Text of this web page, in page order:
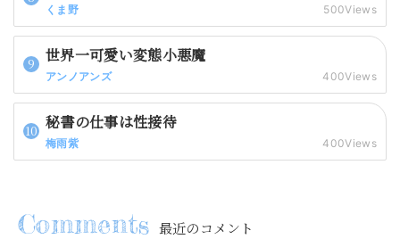
くま野 500Views
世界一可愛い変態小悪魔
アンノアンズ 400Views
秘書の仕事は性接待
梅雨紫 400Views
最近のコメント